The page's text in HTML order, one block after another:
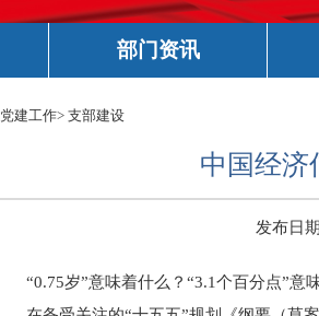
部门资讯
党建工作> 支部建设
中国经济
发布日
“0.75岁”意味着什么？“3.1个百分点”意